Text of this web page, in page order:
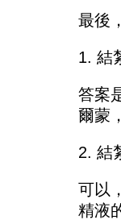
最後
1. 結
答案
爾蒙
2. 結
可以
精液